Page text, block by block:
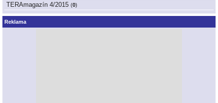
TERAmagazín 4/2015 (0)
Reklama